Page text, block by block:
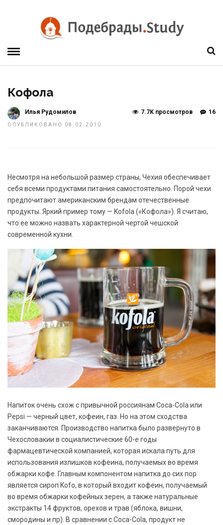
Кофола
Илья Рудомилов
ОПУБЛИКОВАНО 08.02.2010
16
7.7K просмотров
Несмотря на небольшой размер страны, Чехия обеспечивает
себя всеми продуктами питания самостоятельно. Порой чехи
предпочитают американским брендам отечественные
продукты. Яркий пример тому — Kofola («Кофола»). Я считаю,
что ее можно назвать характерной чертой чешской
современной кухни.
Напиток очень схож с привычной россиянам Coca-Cola или
Pepsi — черный цвет, кофеин, газ. Но на этом сходства
заканчиваются. Производство напитка было развернуто в
Чехословакии в социалистические 60-е годы
фармацевтической компанией, которая искала путь для
использования излишков кофеина, получаемых во время
обжарки кофе. Главным компонентом напитка до сих пор
является сироп Kofo, в который входит кофеин, получаемый
во время обжарки кофейных зерен, а также натуральные
экстракты 14 фруктов, орехов и трав (яблока, вишни,
смородины и пр). В сравнении с Coca-Cola, продукт не